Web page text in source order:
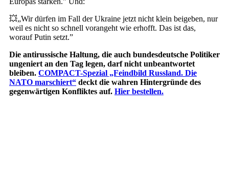
💥„Wir dürfen im Fall der Ukraine jetzt nicht klein beigeben, nur
weil es nicht so schnell vorangeht wie erhofft. Das ist das,
worauf Putin setzt.”
Die antirussische Haltung, die auch bundesdeutsche Politiker
ungeniert an den Tag legen, darf nicht unbeantwortet
bleiben. COMPACT-Spezial „Feindbild Russland. Die
NATO marschiert“ deckt die wahren Hintergründe des
gegenwärtigen Konfliktes auf. Hier bestellen.